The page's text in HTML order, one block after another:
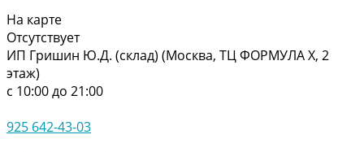
На карте
Отсутствует
ИП Гришин Ю.Д. (склад) (Москва, ТЦ ФОРМУЛА Х, 2
этаж)
с 10:00 до 21:00
925 642-43-03